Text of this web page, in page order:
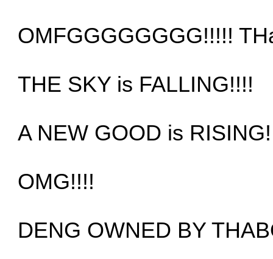
OMFGGGGGGGG!!!!!
THE SKY is FALLING!!!!
A NEW GOOD is RISING!
OMG!!!!
DENG OWNED BY